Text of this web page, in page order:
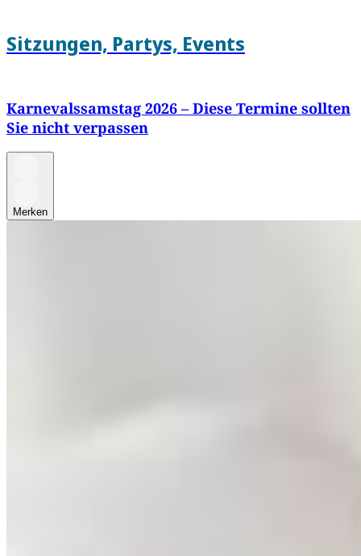
Sitzungen, Partys, Events
Karnevalssamstag 2026 – Diese Termine sollten
Sie nicht verpassen
Merken